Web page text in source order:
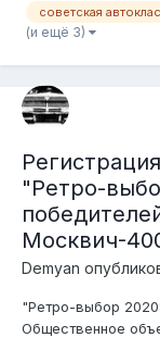
сами участники
средство должно
советская
(и ещё 3)
"Ретро-
Москвич-
Demyan
"Ретро-выбор
Общественное